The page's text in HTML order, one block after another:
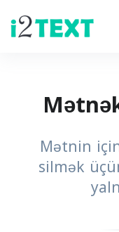
Mətnin
silmək